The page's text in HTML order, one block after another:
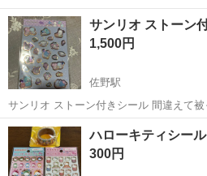
サンリオ ストーン
1,500円
佐野駅
サンリオ ストーン付きシール 間違えて被
望がありまし
栃木 佐野市 佐野駅 ラッピン
ハローキティシー
300円